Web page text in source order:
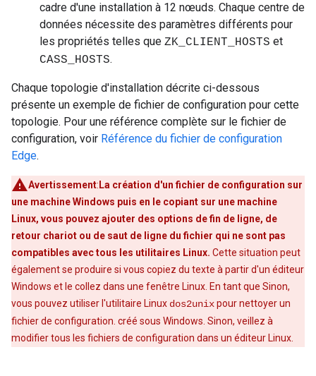
cadre d'une installation à 12 nœuds. Chaque centre de
données nécessite des paramètres différents pour
les propriétés telles que ZK_CLIENT_HOSTS et
CASS_HOSTS.
Chaque topologie d'installation décrite ci-dessous
présente un exemple de fichier de configuration pour cette
topologie. Pour une référence complète sur le fichier de
configuration, voir Référence du fichier de configuration
Edge.
Avertissement: La création d'un fichier de configuration sur
une machine Windows puis en le copiant sur une machine
Linux, vous pouvez ajouter des options de fin de ligne, de
retour chariot ou de saut de ligne du fichier qui ne sont pas
compatibles avec tous les utilitaires Linux. Cette situation peut
également se produire si vous copiez du texte à partir d'un éditeur
Windows et le collez dans une fenêtre Linux. En tant que Sinon,
vous pouvez utiliser l'utilitaire Linux dos2unixpour nettoyer un
fichier de configuration. créé sous Windows. Sinon, veillez à
modifier tous les fichiers de configuration dans un éditeur Linux.